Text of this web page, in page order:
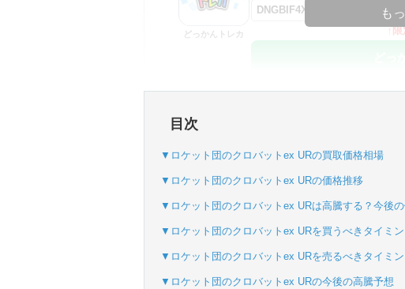
どっかんトレカ
DNGBIF4X
コード
↑限
・atone・ペイディ対応！
・新規登録で6種類アド確解禁
小
も
目次
▼ロケット団のクロバットex URの買取価格相場
▼ロケット団のクロバットex URの価格推移
▼ロケット団のクロバットex URは高騰する？今後
▼ロケット団のクロバットex URを買うべきタイミ
▼ロケット団のクロバットex URを売るべきタイミ
▼ロケット団のクロバットex URの今後の高騰予想